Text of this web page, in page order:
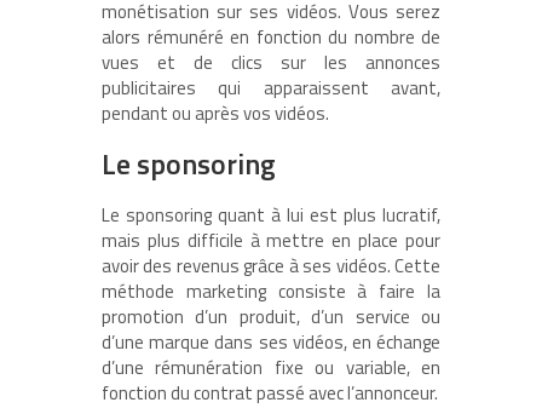
monétisation sur ses vidéos. Vous serez
alors rémunéré en fonction du nombre de
vues et de clics sur les annonces
publicitaires qui apparaissent avant,
pendant ou après vos vidéos.
Le sponsoring
Le sponsoring quant à lui est plus lucratif,
mais plus difficile à mettre en place pour
avoir des revenus grâce à ses vidéos. Cette
méthode marketing consiste à faire la
promotion d’un produit, d’un service ou
d’une marque dans ses vidéos, en échange
d’une rémunération fixe ou variable, en
fonction du contrat passé avec l’annonceur.